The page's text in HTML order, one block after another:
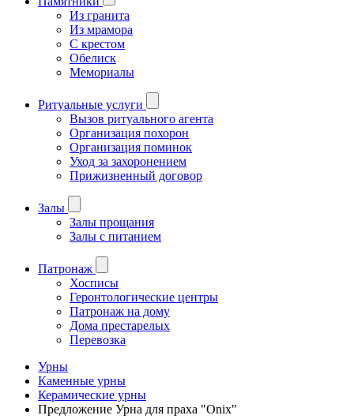
Из гранита
Из мрамора
С крестом
Обелиск
Мемориалы
Ритуальные услуги
Вызов ритуального агента
Организация похорон
Организация поминок
Уход за захоронением
Прижизненный договор
Залы
Залы прощания
Залы с питанием
Патронаж
Хосписы
Геронтологические центры
Патронаж на дому
Дома престарелых
Перевозка
Урны
Каменные урны
Керамические урны
Предложение Урна для праха "Onix"